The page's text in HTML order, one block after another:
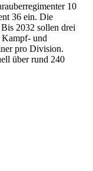
10
36 ein. Die
2032 sollen drei
Kampf- und
pro Division.
über rund 240